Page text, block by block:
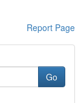
Report Page
Go